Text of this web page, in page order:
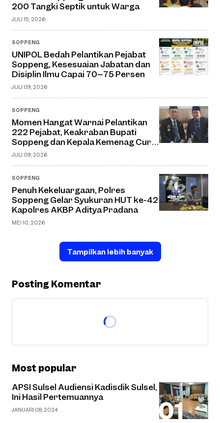
200 Tangki Septik untuk Warga
JULI 15, 2026
SOPPENG
UNIPOL Bedah Pelantikan Pejabat
Soppeng, Kesesuaian Jabatan dan
Disiplin Ilmu Capai 70–75 Persen
JULI 09, 2026
SOPPENG
Momen Hangat Warnai Pelantikan
222 Pejabat, Keakraban Bupati
Soppeng dan Kepala Kemenag Curi
Perhatian
JULI 09, 2026
SOPPENG
Penuh Kekeluargaan, Polres
Soppeng Gelar Syukuran HUT ke-42
Kapolres AKBP Aditya Pradana
MEI 10, 2026
Tampilkan lebih banyak
Posting Komentar
Most popular
APSI Sulsel Audiensi Kadisdik Sulsel,
Ini Hasil Pertemuannya
JANUARI 08, 2024